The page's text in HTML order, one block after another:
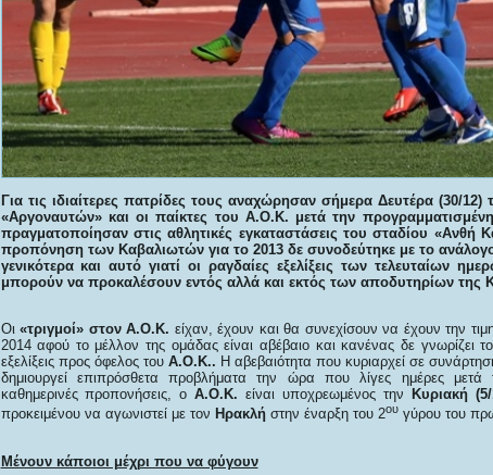
Για τις ιδιαίτερες πατρίδες τους αναχώρησαν σήμερα Δευτέρα (30/12)
«Αργοναυτών» και οι παίκτες του Α.Ο.Κ. μετά την
πραγματοποίησαν στις αθλητικές εγκαταστάσεις του σταδίου «Ανθή
προπόνηση των Καβαλιωτών για το 2013 δε συνοδεύτηκε με το
γενικότερα και αυτό γιατί οι ραγδαίες εξελίξεις των τελευταίων
μπορούν να προκαλέσουν εντός αλλά και εκτός των αποδυτηρίων της
Οι «τριγμοί» στον Α.Ο.Κ. είχαν, έχουν και θα συνεχίσουν να έχουν την
2014 αφού το μέλλον της ομάδας είναι αβέβαιο και κανένας δε γνωρίζει
εξελίξεις προς όφελος του Α.Ο.Κ.. Η αβεβαιότητα που κυριαρχεί σε
δημιουργεί επιπρόσθετα προβλήματα την ώρα που λίγες ημέρες
καθημερινές προπονήσεις, οΑ.Ο.Κ. είναι υποχρεωμένος την Κυριακή
προκειμένου να αγωνιστεί με τον Ηρακλήστην έναρξη του 2ουγύρου του
Μένουν κάποιοι μέχρι που να φύγουν